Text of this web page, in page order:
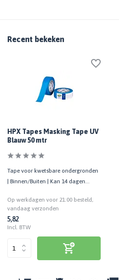
Recent bekeken
HPX Tapes Masking Tape UV
Blauw 50 mtr
Tape voor kwetsbare ondergronden
| Binnen/Buiten | Kan 14 dagen
Op werkdagen voor 21:00 besteld,
vandaag verzonden
5,82
Incl. BTW